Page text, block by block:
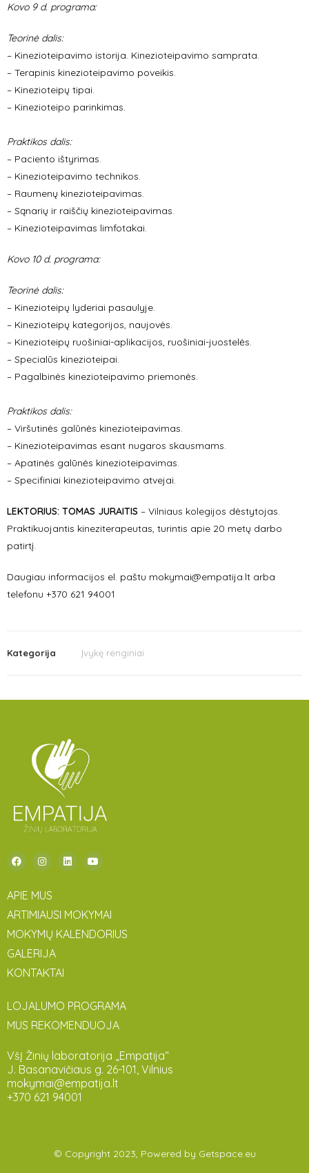
Kovo 9 d. programa:
Teorinė dalis:
– Kinezioteipavimo istorija. Kinezioteipavimo samprata.
– Terapinis kinezioteipavimo poveikis.
– Kinezioteipų tipai.
– Kinezioteipo parinkimas.
Praktikos dalis:
– Paciento ištyrimas.
– Kinezioteipavimo technikos.
– Raumenų kinezioteipavimas.
– Sąnarių ir raiščių kinezioteipavimas.
– Kinezioteipavimas limfotakai.
Kovo 10 d. programa:
Teorinė dalis:
– Kinezioteipų lyderiai pasaulyje.
– Kinezioteipų kategorijos, naujovės.
– Kinezioteipų ruošiniai-aplikacijos, ruošiniai-juostelės.
– Specialūs kinezioteipai.
– Pagalbinės kinezioteipavimo priemonės.
Praktikos dalis:
– Viršutinės galūnės kinezioteipavimas.
– Kinezioteipavimas esant nugaros skausmams.
– Apatinės galūnės kinezioteipavimas.
– Specifiniai kinezioteipavimo atvejai.
LEKTORIUS: TOMAS JURAITIS – Vilniaus kolegijos dėstytojas.
Praktikuojantis kineziterapeutas, turintis apie 20 metų darbo
patirtį.
Daugiau informacijos el. paštu mokymai@empatija.lt arba
telefonu +370 621 94001
Kategorija Įvykę renginiai
APIE MUS
ARTIMIAUSI MOKYMAI
MOKYMŲ KALENDORIUS
GALERIJA
KONTAKTAI
LOJALUMO PROGRAMA
MUS REKOMENDUOJA
VšĮ Žinių laboratorija „Empatija“
J. Basanavičiaus g. 26-101, Vilnius
mokymai@empatija.lt
+370 621 94001
© Copyright 2023, Powered by Getspace.eu